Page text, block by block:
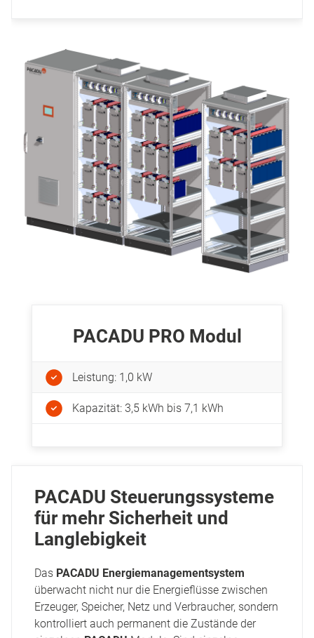
PACADU PRO Modul
Leistung: 1,0 kW
Kapazität: 3,5 kWh bis 7,1 kWh
PACADU Steuerungssysteme
für mehr Sicherheit und
Langlebigkeit
Das PACADU Energiemanagementsystem
überwacht nicht nur die Energieflüsse zwischen
Erzeuger, Speicher, Netz und Verbraucher, sondern
kontrolliert auch permanent die Zustände der